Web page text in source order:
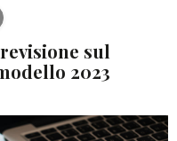
sul
2023